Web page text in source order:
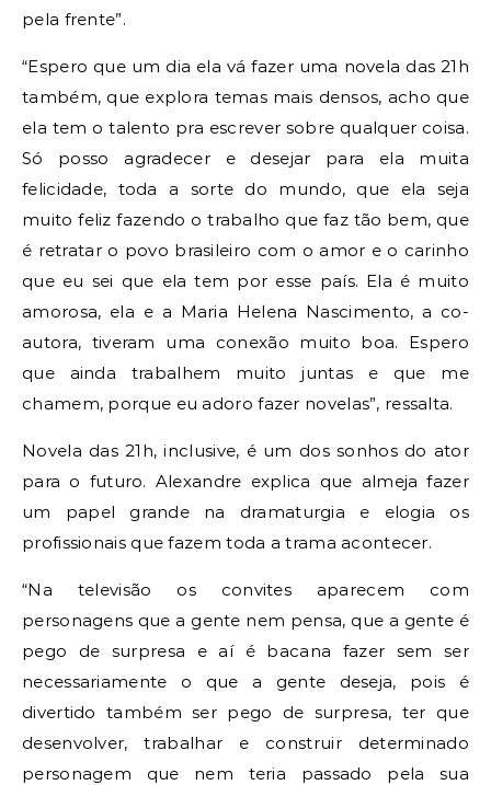
pela frente”.
“Espero que um dia ela vá fazer uma novela das 21h
também, que explora temas mais densos, acho que
ela tem o talento pra escrever sobre qualquer coisa.
Só posso agradecer e desejar para ela muita
felicidade, toda a sorte do mundo, que ela seja
muito feliz fazendo o trabalho que faz tão bem, que
é retratar o povo brasileiro com o amor e o carinho
que eu sei que ela tem por esse país. Ela é muito
amorosa, ela e a Maria Helena Nascimento, a co-
autora, tiveram uma conexão muito boa. Espero
que ainda trabalhem muito juntas e que me
chamem, porque eu adoro fazer novelas”, ressalta.
Novela das 21h, inclusive, é um dos sonhos do ator
para o futuro. Alexandre explica que almeja fazer
um papel grande na dramaturgia e elogia os
profissionais que fazem toda a trama acontecer.
“Na televisão os convites aparecem com
personagens que a gente nem pensa, que a gente é
pego de surpresa e aí é bacana fazer sem ser
necessariamente o que a gente deseja, pois é
divertido também ser pego de surpresa, ter que
desenvolver, trabalhar e construir determinado
personagem que nem teria passado pela sua